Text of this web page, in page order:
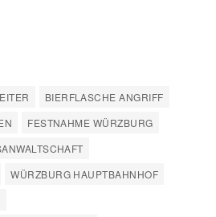
BIERFLASCHE ANGRIFF
FESTNAHME WÜRZBURG
WÜRZBURG HAUPTBAHNHOF